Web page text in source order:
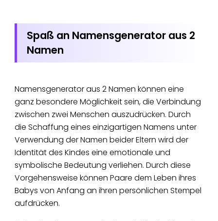
Spaß an Namensgenerator aus 2
Namen
Namensgenerator aus 2 Namen können eine
ganz besondere Möglichkeit sein, die Verbindung
zwischen zwei Menschen auszudrücken. Durch
die Schaffung eines einzigartigen Namens unter
Verwendung der Namen beider Eltern wird der
Identität des Kindes eine emotionale und
symbolische Bedeutung verliehen. Durch diese
Vorgehensweise können Paare dem Leben ihres
Babys von Anfang an ihren persönlichen Stempel
aufdrücken.